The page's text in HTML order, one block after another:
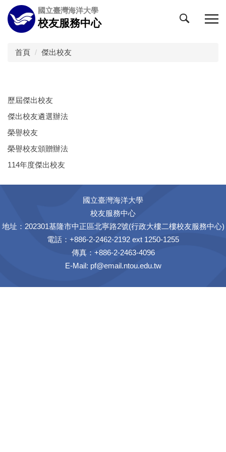
跳
到
主
國立臺灣海洋大學
校友服務中心
首頁 傑出校友
歷屆傑出校友
傑出校友遴選辦法
榮譽校友
榮譽校友頒贈辦法
114年度傑出校友
國立臺灣海洋大學
校友服務中心
地址：202301基隆市中正區北寧路2號(行政大樓二樓校友服務中心)
電話：+886-2-2462-2192 ext 1250-1255
傳真：+886-2-2463-4096
E-Mail: pf@email.ntou.edu.tw